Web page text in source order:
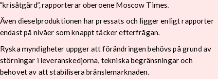
”krisåtgärd”, rapporterar oberoene Moscow Times.
Även dieselproduktionen har pressats och ligger enligt rapporter
endast på nivåer som knappt täcker efterfrågan.
Ryska myndigheter uppger att förändringen behövs på grund av
störningar i leveranskedjorna, tekniska begränsningar och
behovet av att stabilisera bränslemarknaden.